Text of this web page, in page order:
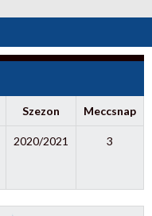
Szezon Meccsnap
2020/2021 3